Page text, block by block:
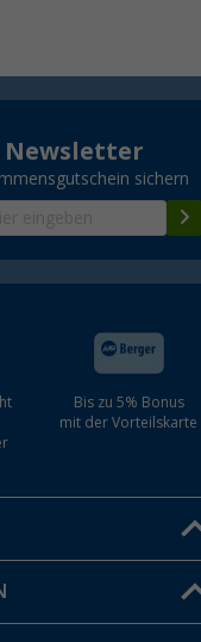
Newsletter
sichern
Bis zu 5% Bonus
mit der Vorteilskarte